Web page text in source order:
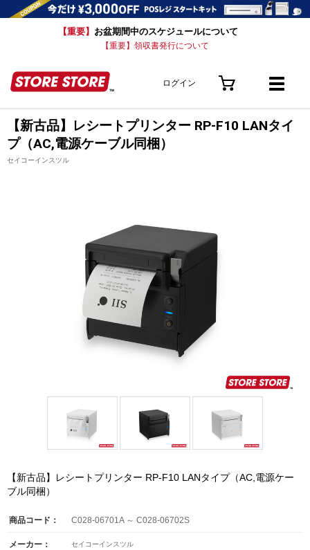
【重要】 お盆期間中のスケジュールについて
【重要】領収書発行について
ログイン
【新古品】レシートプリンター RP-F10 LANタイ
プ（AC,電源ケーブル同梱）
セイコーインスツル
【新古品】レシートプリンター RP-F10 LANタイプ（AC,電源ケー
ブル同梱）
商品コード： C028-06701A ～ C028-06702S
メーカー： セイコーインスツル